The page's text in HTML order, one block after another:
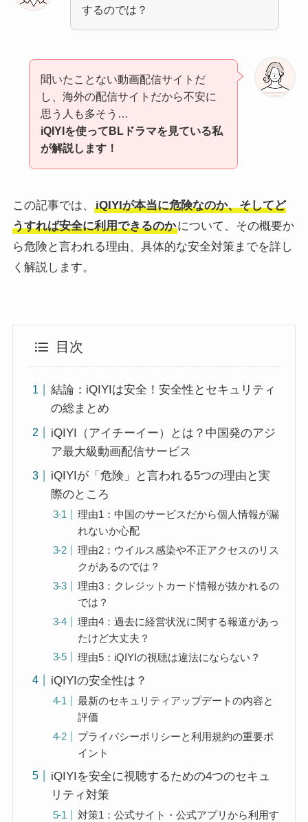
するのでは？
聞いたことない動画配信サイトだ
し、海外の配信サイトだから不安に
思う人も多そう…
iQIYIを使ってBLドラマを見ている私
が解説します！
この記事では、
iQIYIが本当に危険なのか、そしてど
うすれば安全に利用できるのかについて、その概要か
ら危険と言われる理由、具体的な安全対策までを詳し
く解説します。
目次
結論：iQIYIは安全！安全性とセキュリティ
の総まとめ
iQIYI（アイチーイー）とは？中国発のアジ
ア最大級動画配信サービス
iQIYIが「危険」と言われる5つの理由と実
際のところ
理由1：中国のサービスだから個人情報が漏
れないか心配
理由2：ウイルス感染や不正アクセスのリス
クがあるのでは？
理由3：クレジットカード情報が抜かれるの
では？
理由4：過去に経営状況に関する報道があっ
たけど大丈夫？
理由5：iQIYIの視聴は違法にならない？
iQIYIの安全性は？
最新のセキュリティアップデートの内容と
評価
プライバシーポリシーと利用規約の重要ポ
イント
iQIYIを安全に視聴するための4つのセキュ
リティ対策
対策1：公式サイト・公式アプリから利用す